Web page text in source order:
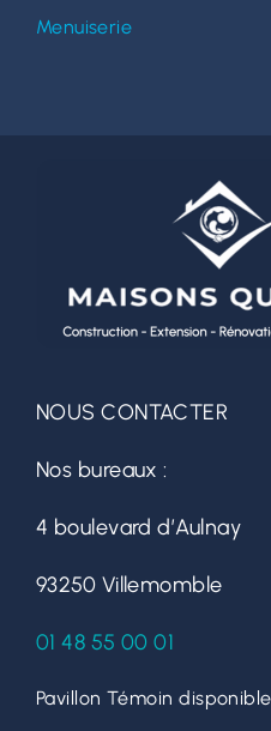
Menuiserie
NOUS CONTACTER
Nos bureaux :
4 boulevard d’Aulnay
93250 Villemomble
01 48 55 00 01
Pavillon Témoin